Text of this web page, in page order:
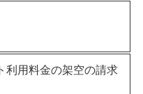
利用料金の架空の請求